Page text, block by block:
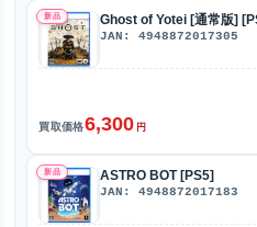
新品 Ghost of Yotei [通常版]
JAN: 4948872017305
買取価格6,300 円
新品 ASTRO BOT [PS5]
JAN: 4948872017183